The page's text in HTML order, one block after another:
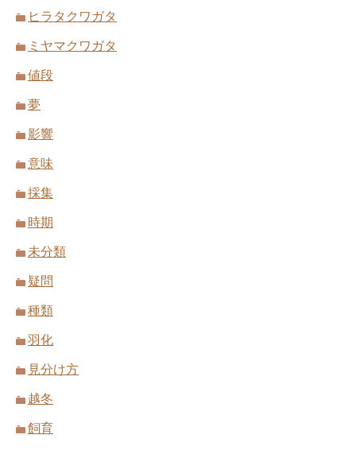
ヒラタクワガタ
ミヤマクワガタ
値段
夢
影響
意味
採集
時期
未分類
疑問
種類
羽化
見分け方
越冬
飼育